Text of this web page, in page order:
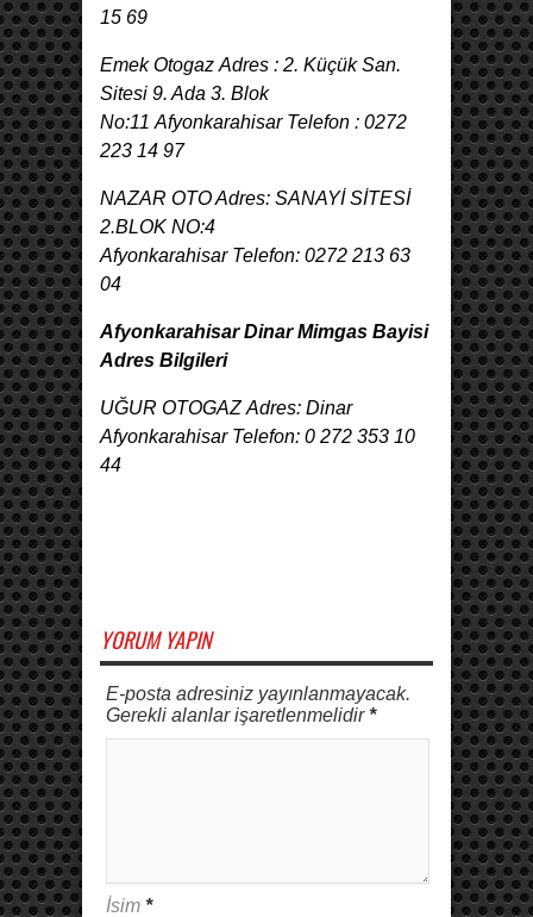
15 69
Emek Otogaz Adres : 2. Küçük San.
Sitesi 9. Ada 3. Blok
No:11 Afyonkarahisar Telefon : 0272
223 14 97
NAZAR OTO Adres: SANAYİ SİTESİ
2.BLOK NO:4
Afyonkarahisar Telefon: 0272 213 63
04
Afyonkarahisar Dinar Mimgas Bayisi
Adres Bilgileri
UĞUR OTOGAZ Adres: Dinar
Afyonkarahisar Telefon: 0 272 353 10
44
YORUM YAPIN
E-posta adresiniz yayınlanmayacak.
Gerekli alanlar işaretlenmelidir*
İsim *